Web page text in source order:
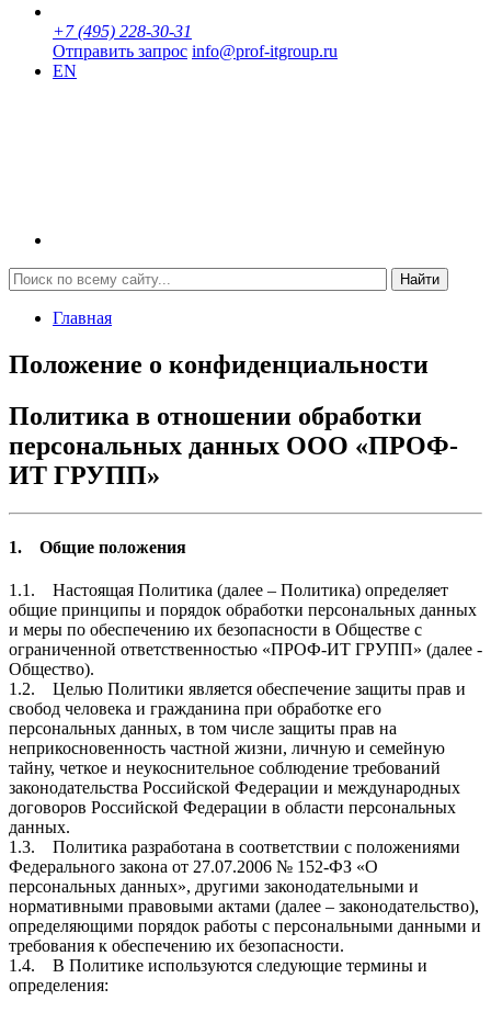
+7 (495) 228-30-31
Отправить запрос info@prof-itgroup.ru
EN
Найти
Главная
Положение о конфиденциальности
Политика в отношении обработки
персональных данных ООО «ПРОФ-
ИТ ГРУПП»
1. Общие положения
1.1. Настоящая Политика (далее – Политика) определяет
общие принципы и порядок обработки персональных данных
и меры по обеспечению их безопасности в Обществе с
ограниченной ответственностью «ПРОФ-ИТ ГРУПП» (далее -
Общество).
1.2. Целью Политики является обеспечение защиты прав и
свобод человека и гражданина при обработке его
персональных данных, в том числе защиты прав на
неприкосновенность частной жизни, личную и семейную
тайну, четкое и неукоснительное соблюдение требований
законодательства Российской Федерации и международных
договоров Российской Федерации в области персональных
данных.
1.3. Политика разработана в соответствии с положениями
Федерального закона от 27.07.2006 № 152-ФЗ «О
персональных данных», другими законодательными и
нормативными правовыми актами (далее – законодательство),
определяющими порядок работы с персональными данными и
требования к обеспечению их безопасности.
1.4. В Политике используются следующие термины и
определения: